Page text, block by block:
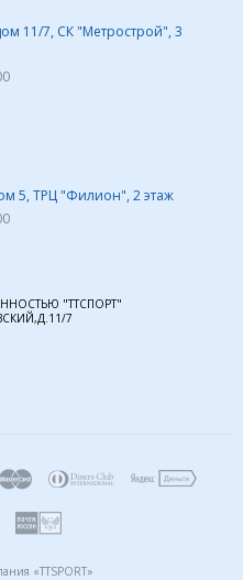
11/7, СК "Метрострой", 3
5, ТРЦ "Филион", 2 этаж
"ТТСПОРТ"
7
«TTSPORT»